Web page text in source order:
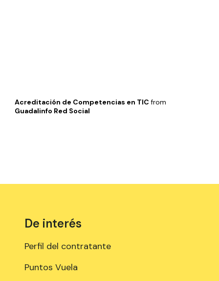
Acreditación de Competencias en TIC from
Guadalinfo Red Social
De interés
Perfil del contratante
Puntos Vuela